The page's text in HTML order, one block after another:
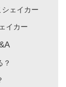
ェイカー
イカー
？